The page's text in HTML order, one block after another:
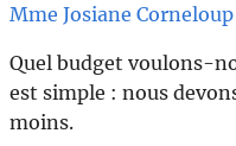
Mme Josiane Corneloup
Quel budget voulons-
est simple : nous
moins.